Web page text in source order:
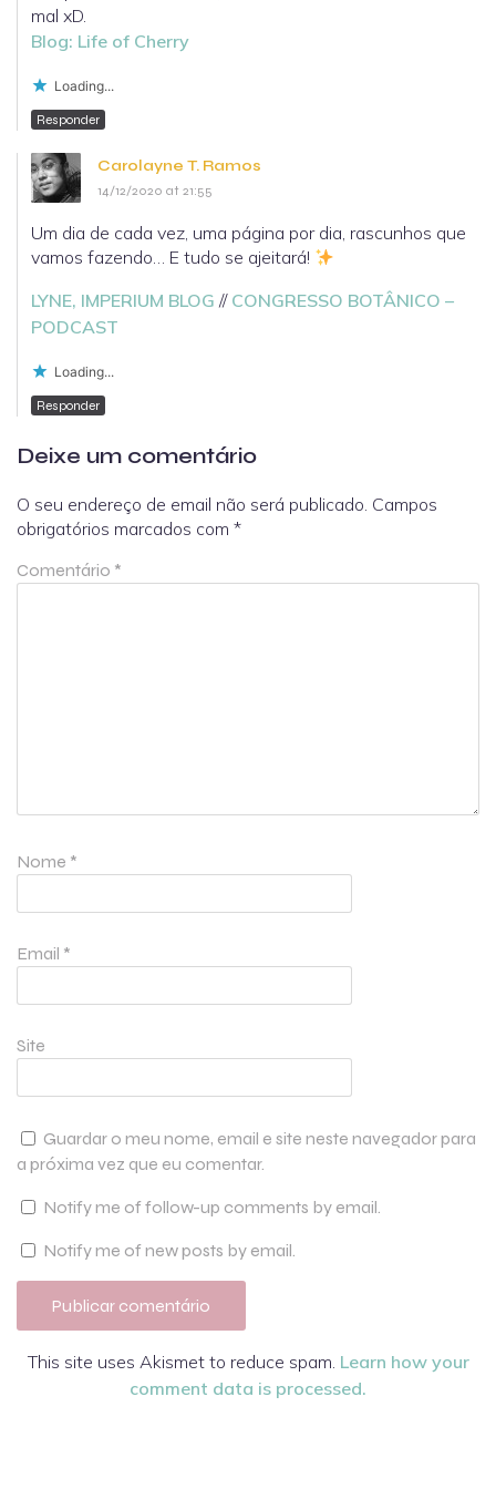
mal xD.
Blog: Life of Cherry
Loading...
Responder
Carolayne T. Ramos
14/12/2020 at 21:55
Um dia de cada vez, uma página por dia, rascunhos que
vamos fazendo… E tudo se ajeitará!
LYNE, IMPERIUM BLOG // CONGRESSO BOTÂNICO –
PODCAST
Loading...
Responder
Deixe um comentário
O seu endereço de email não será publicado. Campos
obrigatórios marcados com *
Comentário *
Nome *
Email *
Site
Guardar o meu nome, email e site neste navegador para
a próxima vez que eu comentar.
Notify me of follow-up comments by email.
Notify me of new posts by email.
This site uses Akismet to reduce spam. Learn how your
comment data is processed.